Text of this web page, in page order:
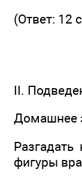
(Ответ: 12
II.
Домашнее
фигуры